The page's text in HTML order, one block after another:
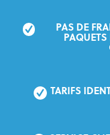
PAS DE
TARIFS